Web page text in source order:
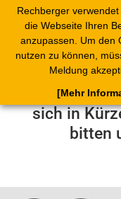
Rechberger
die Webseite Ihren
anzupassen. Um den
nutzen zu können,
Meldung
[Mehr
Leider ist
aufgetreten.
sich in
bitten